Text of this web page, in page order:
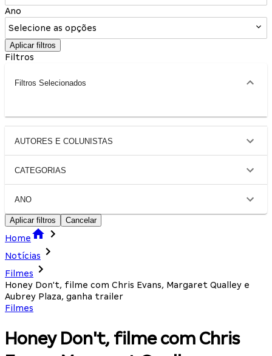
Ano
Selecione as opções
Aplicar filtros
Filtros
Filtros Selecionados
AUTORES E COLUNISTAS
CATEGORIAS
ANO
Aplicar filtros Cancelar
Home
Notícias
Filmes
Honey Don't, filme com Chris Evans, Margaret Qualley e
Aubrey Plaza, ganha trailer
Filmes
Honey Don't, filme com Chris